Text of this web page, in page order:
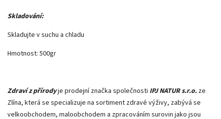
Skladování:
Skladujte v suchu a chladu
Hmotnost: 500gr
Zdraví z přírodyje prodejní značka společnosti IPJ NATUR s.r.o. ze
Zlína, která se specializuje na sortiment zdravé výživy, zabývá se
velkoobchodem, maloobchodem a zpracováním surovin jako jsou